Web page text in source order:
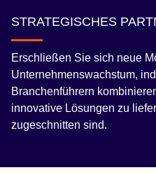
STRATEGISCHES
Erschließen Sie sich neue
Unternehmenswachstum,
Branchenführern
innovative Lösungen zu
zugeschnitten sind.